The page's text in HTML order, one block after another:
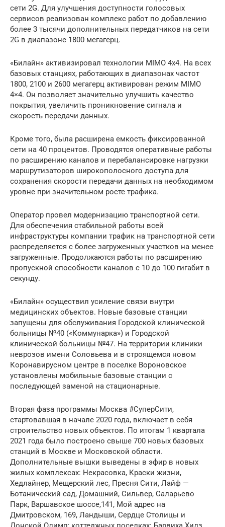
сети 2G. Для улучшения доступности голосовых
сервисов реализован комплекс работ по добавлению
более 3 тысячи дополнительных передатчиков на сети
2G в диапазоне 1800 мегагерц.
«Билайн» активизировал технологии MIMO 4х4. На всех
базовых станциях, работающих в диапазонах частот
1800, 2100 и 2600 мегагерц активирован режим MIMO
4×4. Он позволяет значительно улучшить качество
покрытия, увеличить проникновение сигнала и
скорость передачи данных.
Кроме того, была расширена емкость фиксированной
сети на 40 процентов. Проводятся оперативные работы
по расширению каналов и перебалансировке нагрузки
маршрутизаторов широкополосного доступа для
сохранения скорости передачи данных на необходимом
уровне при значительном росте трафика.
Оператор провел модернизацию транспортной сети.
Для обеспечения стабильной работы всей
инфраструктуры компании трафик на транспортной сети
распределяется с более загруженных участков на менее
загруженные. Продолжаются работы по расширению
пропускной способности каналов с 10 до 100 гигабит в
секунду.
«Билайн» осуществил усиление связи внутри
медицинских объектов. Новые базовые станции
запущены для обслуживания Городской клинической
больницы №40 («Коммунарка») и Городской
клинической больницы №47. На территории клиники
неврозов имени Соловьева и в строящемся новом
Коронавирусном центре в поселке Вороновское
установлены мобильные базовые станции с
последующей заменой на стационарные.
Вторая фаза программы Москва #СуперСити,
стартовавшая в начале 2020 года, включает в себя
строительство новых объектов. По итогам 1 квартала
2021 года было построено свыше 700 новых базовых
станций в Москве и Московской области.
Дополнительные вышки выведены в эфир в новых
жилых комплексах: Некрасовка, Краски жизни,
Хедлайнер, Мещерский лес, Пресня Сити, Лайф —
Ботанический сад, Домашний, Сильвер, Саларьево
Парк, Варшавское шоссе,141, Мой адрес на
Дмитровском, 169, Ландыши, Сердце Столицы и